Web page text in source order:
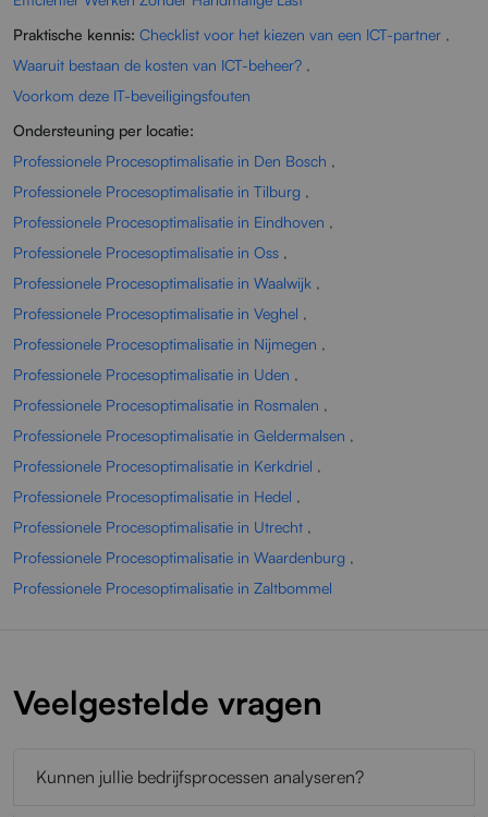
Praktische kennis: Checklist voor het kiezen van een ICT-partner ,
Waaruit bestaan de kosten van ICT-beheer? ,
Voorkom deze IT-beveiligingsfouten
Ondersteuning per locatie:
Professionele Procesoptimalisatie in Den Bosch ,
Professionele Procesoptimalisatie in Tilburg ,
Professionele Procesoptimalisatie in Eindhoven ,
Professionele Procesoptimalisatie in Oss ,
Professionele Procesoptimalisatie in Waalwijk ,
Professionele Procesoptimalisatie in Veghel ,
Professionele Procesoptimalisatie in Nijmegen ,
Professionele Procesoptimalisatie in Uden ,
Professionele Procesoptimalisatie in Rosmalen ,
Professionele Procesoptimalisatie in Geldermalsen ,
Professionele Procesoptimalisatie in Kerkdriel ,
Professionele Procesoptimalisatie in Hedel ,
Professionele Procesoptimalisatie in Utrecht ,
Professionele Procesoptimalisatie in Waardenburg ,
Professionele Procesoptimalisatie in Zaltbommel
Veelgestelde vragen
Kunnen jullie bedrijfsprocessen analyseren?